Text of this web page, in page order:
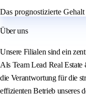
Das prognostizierte
Über uns
Unsere Filialen sind ein
Als Team Lead Real
die Verantwortung für die
effizienten Betrieb unseres